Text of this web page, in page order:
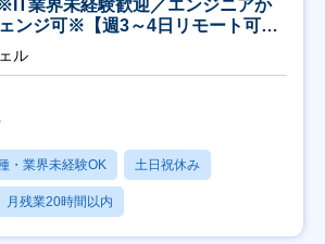
業界未経験歓迎／エンジニアか
ンジ可※【週3～4日リモート可
ル
・業界未経験OK 土日祝休み
月残業20時間以内